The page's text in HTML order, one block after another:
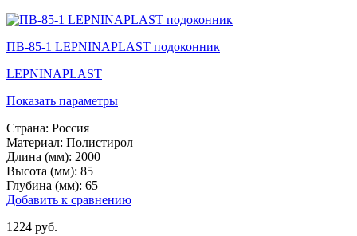
ПВ-85-1 LEPNINAPLAST подоконник
LEPNINAPLAST
Показать параметры
Страна: Россия
Материал: Полистирол
Длина (мм): 2000
Высота (мм): 85
Глубина (мм): 65
Добавить к сравнению
1224 руб.